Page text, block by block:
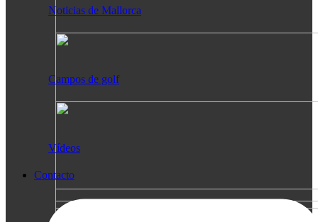
Noticias de Mallorca
Campos de golf
Vídeos
Contacto